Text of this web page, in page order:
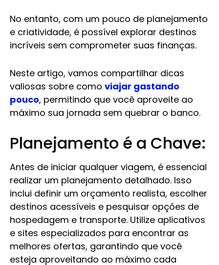
No entanto, com um pouco de planejamento
e criatividade, é possível explorar destinos
incríveis sem comprometer suas finanças.
Neste artigo, vamos compartilhar dicas
valiosas sobre como viajar gastando
pouco, permitindo que você aproveite ao
máximo sua jornada sem quebrar o banco.
Planejamento é a Chave:
Antes de iniciar qualquer viagem, é essencial
realizar um planejamento detalhado. Isso
inclui definir um orçamento realista, escolher
destinos acessíveis e pesquisar opções de
hospedagem e transporte. Utilize aplicativos
e sites especializados para encontrar as
melhores ofertas, garantindo que você
esteja aproveitando ao máximo cada